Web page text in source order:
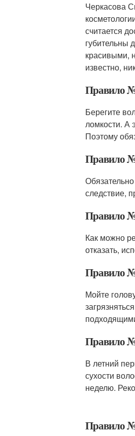
Черкасова
считается
губительны
красивыми,
известно,
Правило
Берегите
ломкости. А
Поэтому
Правило
следствие,
Правило
Как можно
отказать,
Правило
Мойте
Правило
В летний
сухости
неделю.
Правило